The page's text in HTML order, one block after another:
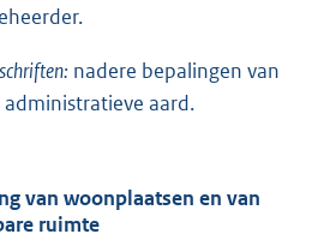
nadere bepalingen van
administratieve aard.
van woonplaatsen en van
ruimte